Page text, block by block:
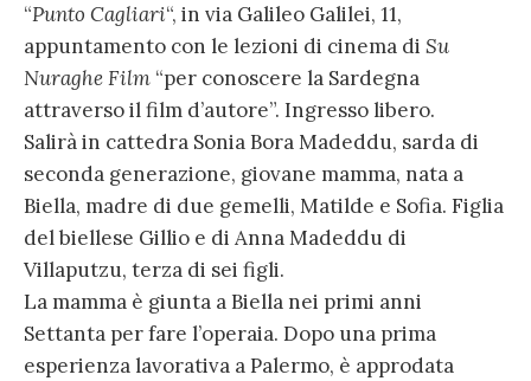
“Punto Cagliari“, in via Galileo Galilei, 11,
appuntamento con le lezioni di cinema di Su
Nuraghe Film “per conoscere la Sardegna
attraverso il film d’autore”. Ingresso libero.
Salirà in cattedra Sonia Bora Madeddu, sarda di
seconda generazione, giovane mamma, nata a
Biella, madre di due gemelli, Matilde e Sofia. Figlia
del biellese Gillio e di Anna Madeddu di
Villaputzu, terza di sei figli.
La mamma è giunta a Biella nei primi anni
Settanta per fare l’operaia. Dopo una prima
esperienza lavorativa a Palermo, è approdata